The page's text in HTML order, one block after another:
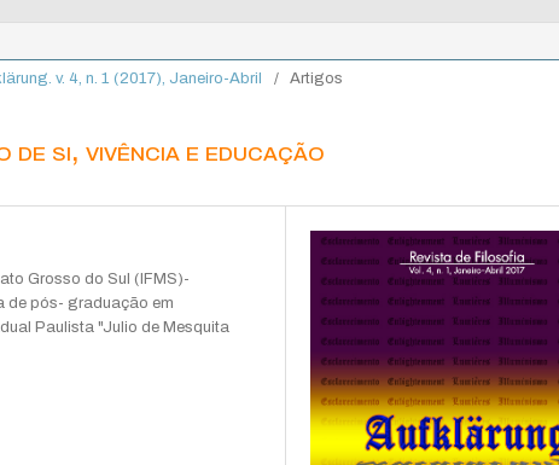
v. 4, n. 1 (2017), Janeiro-Abril / Artigos
si, vivência e educação
Grosso do Sul (IFMS)-
de pós- graduação em
Paulista "Julio de Mesquita